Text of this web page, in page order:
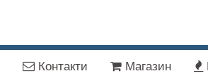
Контакти Магазин